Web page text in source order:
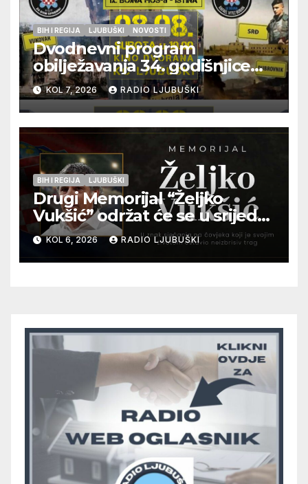
BIH I REGIJA LJUBUŠKI NOVOSTI
Dvodnevni program
obilježavanja 34. godišnjice
pogibije generala Blaža
Kraljevića i osmorice
pripadnika HOS-a
KOL 7, 2026 RADIO LJUBUŠKI
BIH I REGIJA LJUBUŠKI
Drugi Memorijal “Željko
Vukšić” održat će se u srijedu
12. kolovoza u Otoku
KOL 6, 2026 RADIO LJUBUŠKI